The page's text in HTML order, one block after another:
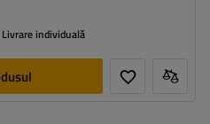
Livrare individuală